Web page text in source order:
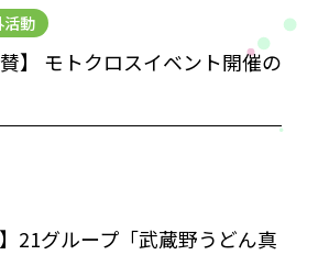
動
賛】 モトクロスイベント開催の
21グループ「武蔵野うどん真